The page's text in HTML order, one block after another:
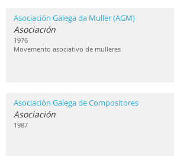
Asociación Galega da Muller (AGM)
Asociación
1976
Movemento asociativo de mulleres
Asociación Galega de Compositores
Asociación
1987